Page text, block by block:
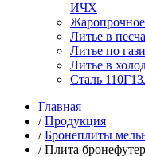
ИЧХ
Литье в
Литье по
Литье в
Сталь
Главная
/ Продукция
/ Бронеплиты
/ Плита